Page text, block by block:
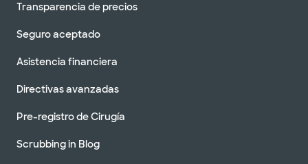
Transparencia de precios
Seguro aceptado
Asistencia financiera
Directivas avanzadas
Pre-registro de Cirugía
Scrubbing in Blog